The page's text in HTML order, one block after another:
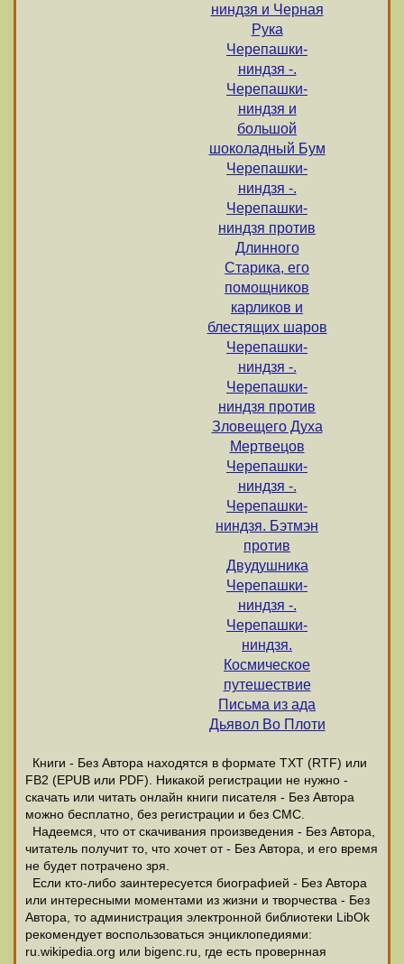
ниндзя и Черная
Рука
Черепашки-
ниндзя -.
Черепашки-
ниндзя и
большой
шоколадный Бум
Черепашки-
ниндзя -.
Черепашки-
ниндзя против
Длинного
Старика, его
помощников
карликов и
блестящих шаров
Черепашки-
ниндзя -.
Черепашки-
ниндзя против
Зловещего Духа
Мертвецов
Черепашки-
ниндзя -.
Черепашки-
ниндзя. Бэтмэн
против
Двудушника
Черепашки-
ниндзя -.
Черепашки-
ниндзя.
Космическое
путешествие
Письма из ада
Дьявол Во Плоти
Книги - Без Автора находятся в формате ТХТ (RTF) или
FB2 (EPUB или PDF). Никакой регистрации не нужно -
скачать или читать онлайн книги писателя - Без Автора
можно бесплатно, без регистрации и без СМС.
Надеемся, что от скачивания произведения - Без Автора,
читатель получит то, что хочет от - Без Автора, и его время
не будет потрачено зря.
Если кто-либо заинтересуется биографией - Без Автора
или интересными моментами из жизни и творчества - Без
Автора, то администрация электронной библиотеки LibOk
рекомендует воспользоваться энциклопедиями:
ru.wikipedia.org или bigenc.ru, где есть провернная